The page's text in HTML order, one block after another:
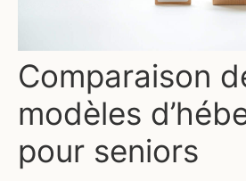
Comparaison
modèles
pour seniors